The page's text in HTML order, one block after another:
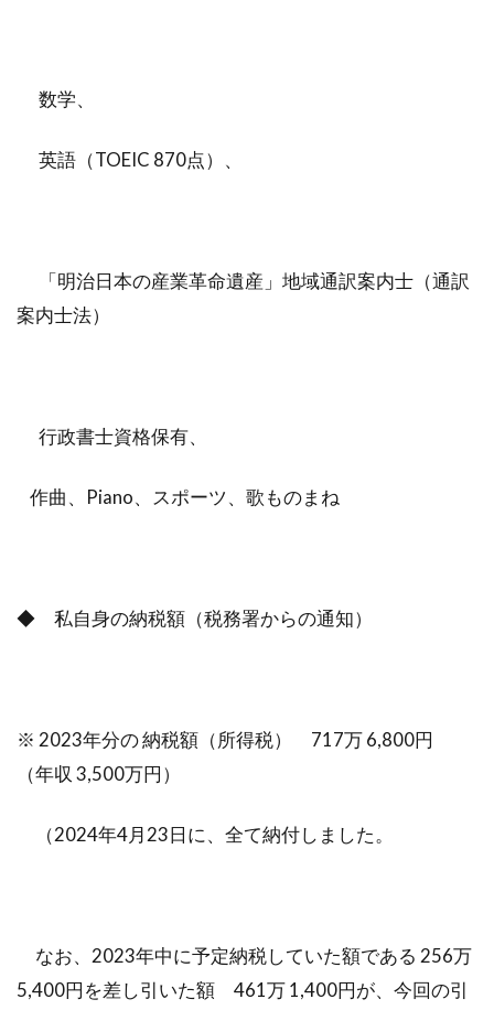
数学、
英語（TOEIC 870点）、
「明治日本の産業革命遺産」地域通訳案内士（通訳
案内士法）
行政書士資格保有、
作曲、Piano、スポーツ、歌ものまね
◆ 私自身の納税額（税務署からの通知）
※ 2023年分の 納税額（所得税） 717万 6,800円
（年収 3,500万円）
（2024年4月23日に、全て納付しました。
なお、2023年中に予定納税していた額である 256万
5,400円を差し引いた額 461万 1,400円が、今回の引